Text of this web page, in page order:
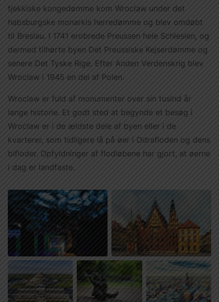
tjekkiske kongedømme kom Wroclaw under det
habsburgske monarkis herredømme og blev omdøbt
til Breslau. I 1741 erobrede Preussen hele Schlesien, og
dermed tilhørte byen Det Preussiske Kejserdømme og
senere Det Tyske Rige. Efter Anden Verdenskrig blev
Wroclaw i 1945 en del af Polen.
Wroclaw er fuld af monumenter over sin tusind år
lange historie. Et godt sted at begynde et besøg i
Wroclaw er i de ældste dele af byen eller i de
kvarterer, som tidligere lå på øer i Odrafloden og dens
bifloder. Opfyldninger af flodløbene har gjort, at øerne
i dag er landfaste.